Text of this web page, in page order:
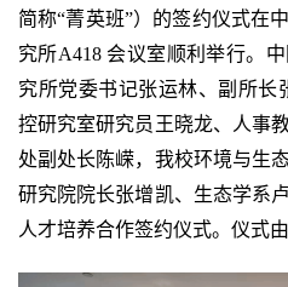
简称“菁英班”）的签约仪式在
究所A418 会议室顺利举行。
究所党委书记张运林、副所长
控研究室研究员王晓龙、人事
处副处长陈嵘，我校环境与生
研究院院长张增凯、生态学系
人才培养合作签约仪式。仪式